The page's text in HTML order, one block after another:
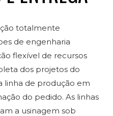
totalmente
de engenharia
flexível de recursos
dos projetos do
linha de produção em
do pedido. As linhas
a usinagem sob